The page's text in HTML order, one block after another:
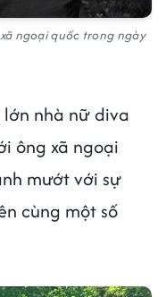
ngoại quốc trong ngày
nhà nữ diva
ông xã ngoại
mướt với sự
cùng một số